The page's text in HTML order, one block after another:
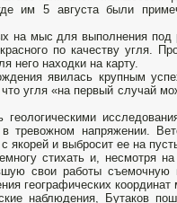
им 5 августа были
на мыс для выполнения под
по качеству угля.
него находки на карту.
явилась крупным
угля «на первый случай
тревожном напряжении.
якорей и выбросит ее на
стихать и, несмотря
свои работы
географических координат
наблюдения, Бутаков